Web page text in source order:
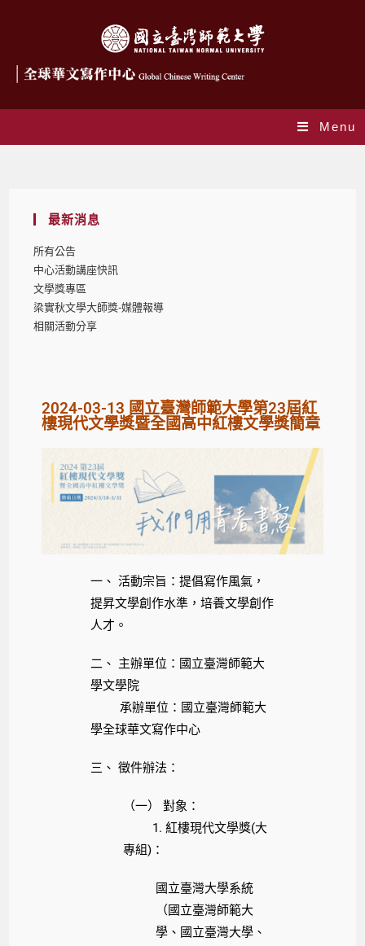
Menu
最新消息
所有公告
中心活動講座快訊
文學獎專區
梁實秋文學大師獎-媒體報導
相關活動分享
2024-03-13 國立臺灣師範大學第23屆紅
樓現代文學獎暨全國高中紅樓文學獎簡章
一、 活動宗旨：提倡寫作風氣，
提昇文學創作水準，培養文學創作
人才。
二、 主辦單位：國立臺灣師範大
學文學院
承辦單位：國立臺灣師範大
學全球華文寫作中心
三、 徵件辦法：
（一） 對象：
1. 紅樓現代文學獎(大
專組)：
國立臺灣大學系統
（國立臺灣師範大
學、國立臺灣大學、